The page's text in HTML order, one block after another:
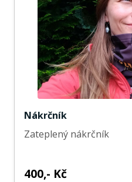
Nákrčník
Zateplený nákrčník
400,- Kč